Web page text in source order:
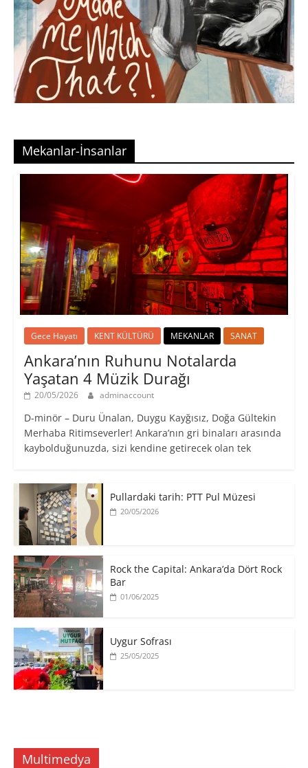
Mekanlar-İnsanlar
Gece Hayatı KENT KÜLTÜRÜ MEKANLAR SANAT
Ankara’nın Ruhunu Notalarda
Yaşatan 4 Müzik Durağı
20/05/2026 adminaccount
D-minör – Duru Ünalan, Duygu Kayğısız, Doğa Gültekin
Merhaba Ritimseverler! Ankara’nın gri binaları arasında
kaybolduğunuzda, sizi kendine getirecek olan tek
Pullardaki tarih: PTT Pul Müzesi
20/05/2026
Rock the Capital: Ankara’da Dört Rock
Bar
01/06/2025
Uygur Sofrası
25/05/2025
Multimedya